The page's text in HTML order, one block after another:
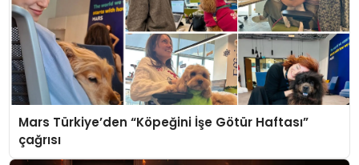
Mars Türkiye’den “Köpeğini İşe Götür Haftası”
çağrısı